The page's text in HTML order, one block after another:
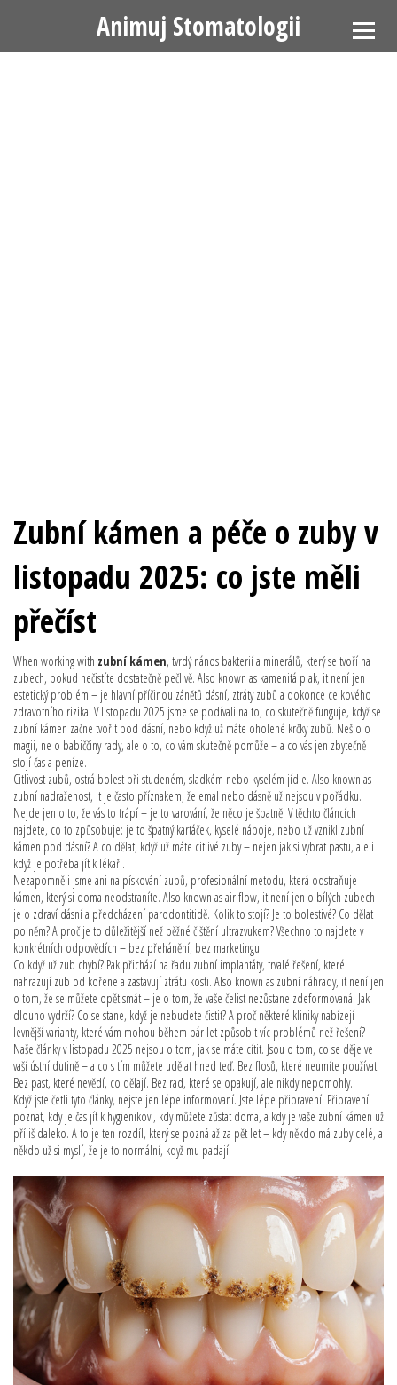
Animuj Stomatologii
Zubní kámen a péče o zuby v
listopadu 2025: co jste měli
přečíst
When working with zubní kámen, tvrdý nános bakterií a minerálů, který se tvoří na
zubech, pokud nečistíte dostatečně pečlivě. Also known as kamenitá plak, it není jen
estetický problém – je hlavní příčinou zánětů dásní, ztráty zubů a dokonce celkového
zdravotního rizika. V listopadu 2025 jsme se podívali na to, co skutečně funguje, když se
zubní kámen začne tvořit pod dásní, nebo když už máte oholené krčky zubů. Nešlo o
magii, ne o babiččiny rady, ale o to, co vám skutečně pomůže – a co vás jen zbytečně
stojí čas a peníze.
Citlivost zubů, ostrá bolest při studeném, sladkém nebo kyselém jídle. Also known as
zubní nadraženost, it je často příznakem, že emal nebo dásně už nejsou v pořádku.
Nejde jen o to, že vás to trápí – je to varování, že něco je špatně. V těchto článcích
najdete, co to způsobuje: je to špatný kartáček, kyselé nápoje, nebo už vznikl zubní
kámen pod dásní? A co dělat, když už máte citlivé zuby – nejen jak si vybrat pastu, ale i
když je potřeba jít k lékaři.
Nezapomněli jsme ani na pískování zubů, profesionální metodu, která odstraňuje
kámen, který si doma neodstraníte. Also known asair flow, it není jen o bílých zubech –
je o zdraví dásní a předcházení parodontitidě. Kolik to stojí? Je to bolestivé? Co dělat
po něm? A proč je to důležitější než běžné čištění ultrazvukem? Všechno to najdete v
konkrétních odpovědích – bez přehánění, bez marketingu.
Co když už zub chybí? Pak přichází na řadu zubní implantáty, trvalé řešení, které
nahrazují zub od kořene a zastavují ztrátu kosti. Also known as zubní náhrady, it není jen
o tom, že se můžete opět smát – je o tom, že vaše čelist nezůstane zdeformovaná. Jak
dlouho vydrží? Co se stane, když je nebudete čistit? A proč některé kliniky nabízejí
levnější varianty, které vám mohou během pár let způsobit víc problémů než řešení?
Naše články v listopadu 2025 nejsou o tom, jak se máte cítit. Jsou o tom, co se děje ve
vaší ústní dutině – a co s tím můžete udělat hned teď. Bez flosů, které neumíte používat.
Bez past, které nevědí, co dělají. Bez rad, které se opakují, ale nikdy nepomohly.
Když jste četli tyto články, nejste jen lépe informovaní. Jste lépe připravení. Připravení
poznat, kdy je čas jít k hygienikovi, kdy můžete zůstat doma, a kdy je vaše zubní kámen už
příliš daleko. A to je ten rozdíl, který se pozná až za pět let – kdy někdo má zuby celé, a
někdo už si myslí, že je to normální, když mu padají.